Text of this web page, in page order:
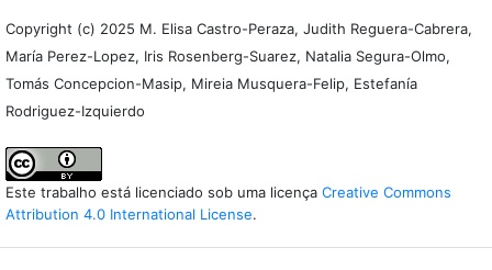
Copyright (c) 2025 M. Elisa Castro-Peraza, Judith Reguera-Cabrera,
María Perez-Lopez, Iris Rosenberg-Suarez, Natalia Segura-Olmo,
Tomás Concepcion-Masip, Mireia Musquera-Felip, Estefanía
Rodriguez-Izquierdo
Este trabalho está licenciado sob uma licença Creative Commons
Attribution 4.0 International License.